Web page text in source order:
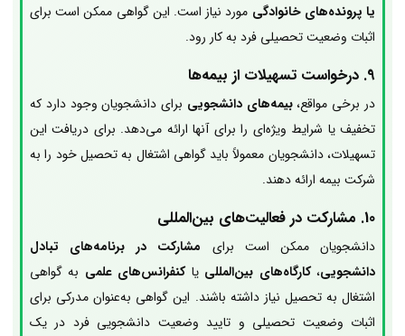
یا پرونده‌های خانوادگی مورد نیاز است. این گواهی ممکن است برای
اثبات وضعیت تحصیلی فرد به کار رود.
9. درخواست تسهیلات از بیمه‌ها
در برخی مواقع،بیمه‌های دانشجویی برای دانشجویان وجود دارد که
تخفیف یا شرایط ویژه‌ای را برای آنها ارائه می‌دهد. برای دریافت این
تسهیلات، دانشجویان معمولاً باید گواهی اشتغال به تحصیل خود را به
شرکت بیمه ارائه دهند.
10. مشارکت در فعالیت‌های بین‌المللی
دانشجویان ممکن است برای مشارکت در برنامه‌های تبادل
دانشجویی،کارگاه‌های بین‌المللی یاکنفرانس‌های علمی به گواهی
اشتغال به تحصیل نیاز داشته باشند. این گواهی به‌عنوان مدرکی برای
اثبات وضعیت تحصیلی و تایید وضعیت دانشجویی فرد در یک